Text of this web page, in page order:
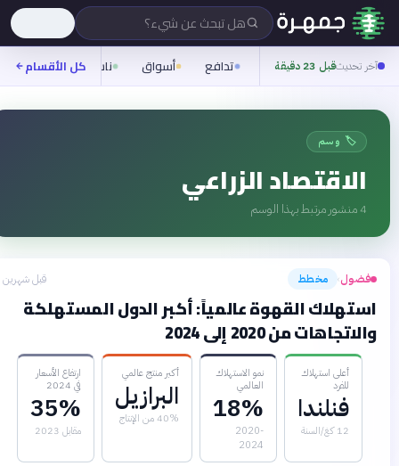
هل تبحث عن شيء؟
آخر تحديثقبل 23 دقيقة تدافع أسواق ناس روح
كل الأقسام
🏷️ وسم
الاقتصاد الزراعي
منشور مرتبط بهذا الوسم
فضول› مخطط قبل شهرين
استهلاك القهوة عالمياً: أكبر الدول المستهلكة
والاتجاهات من 2020 إلى 2024
أعلى استهلاك
للفرد
فنلندا
12 كغ/السنة
نمو الاستهلاك
العالمي
18%
2020-
2024
أكبر منتج عالمي
البرازيل
40% من الإنتاج
ارتفاع الأسعار
35%
مقابل 2023